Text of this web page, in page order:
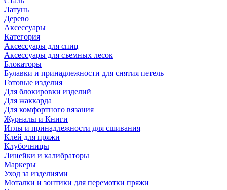
Латунь
Дерево
Аксессуары
Категория
Аксессуары для спиц
Аксессуары для съемных лесок
Блокаторы
Булавки и принадлежности для снятия петель
Готовые изделия
Для блокировки изделий
Для жаккарда
Для комфортного вязания
Журналы и Книги
Иглы и принадлежности для сшивания
Клей для пряжи
Клубочницы
Линейки и калибраторы
Маркеры
Уход за изделиями
Моталки и зонтики для перемотки пряжи